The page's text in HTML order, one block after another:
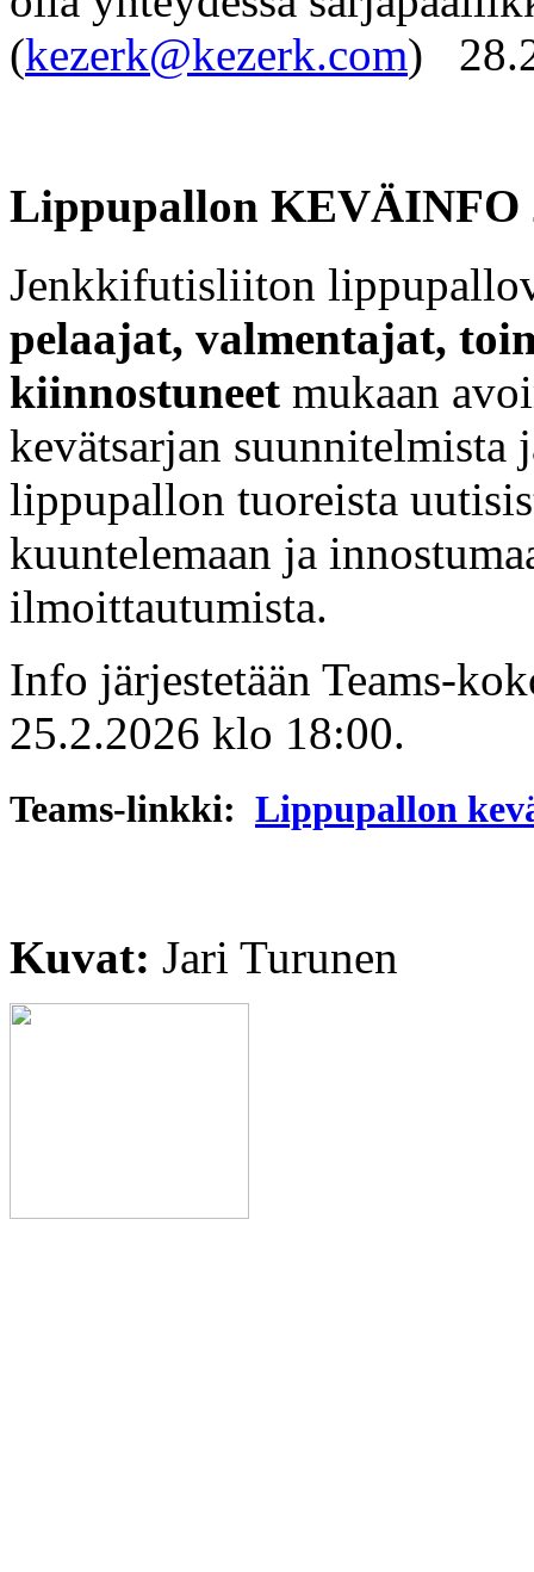
(kezerk@kezerk.com)
Lippupallon KEVÄINFO
Jenkkifutisliiton
pelaajat, valmentajat,
kiinnostuneet mukaan
kevätsarjan suunnitelmista
lippupallon tuoreista
kuuntelemaan ja
ilmoittautumista.
Info järjestetään Teams-
25.2.2026 klo 18:00.
Teams-linkki: Lippupallon
Kuvat: Jari Turunen